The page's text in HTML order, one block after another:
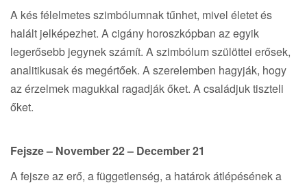
A kés félelmetes szimbólumnak tűnhet, mivel életet és
halált jelképezhet. A cigány horoszkópban az egyik
legerősebb jegynek számít. A szimbólum szülöttei erősek,
analitikusak és megértőek. A szerelemben hagyják, hogy
az érzelmek magukkal ragadják őket. A családjuk tiszteli
őket.
Fejsze – November 22 – December 21
A fejsze az erő, a függetlenség, a határok átlépésének a